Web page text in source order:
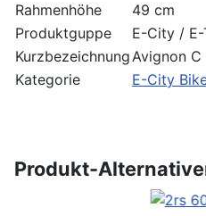
Rahmenhöhe
49 cm
Produktguppe
E-City /
KurzbezeichnungAvignon C
Kategorie
E-City
Produkt-
-